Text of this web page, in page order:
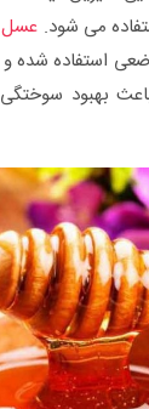
می شود. عسل
استفاده شده و
بهبود